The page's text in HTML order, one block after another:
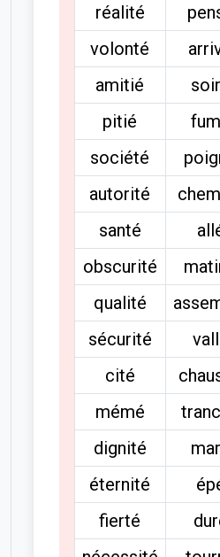
réalité
volonté
amitié
pitié
société
autorité
santé
obscurité
qualité
sécurité
cité
mémé
dignité
éternité
fierté